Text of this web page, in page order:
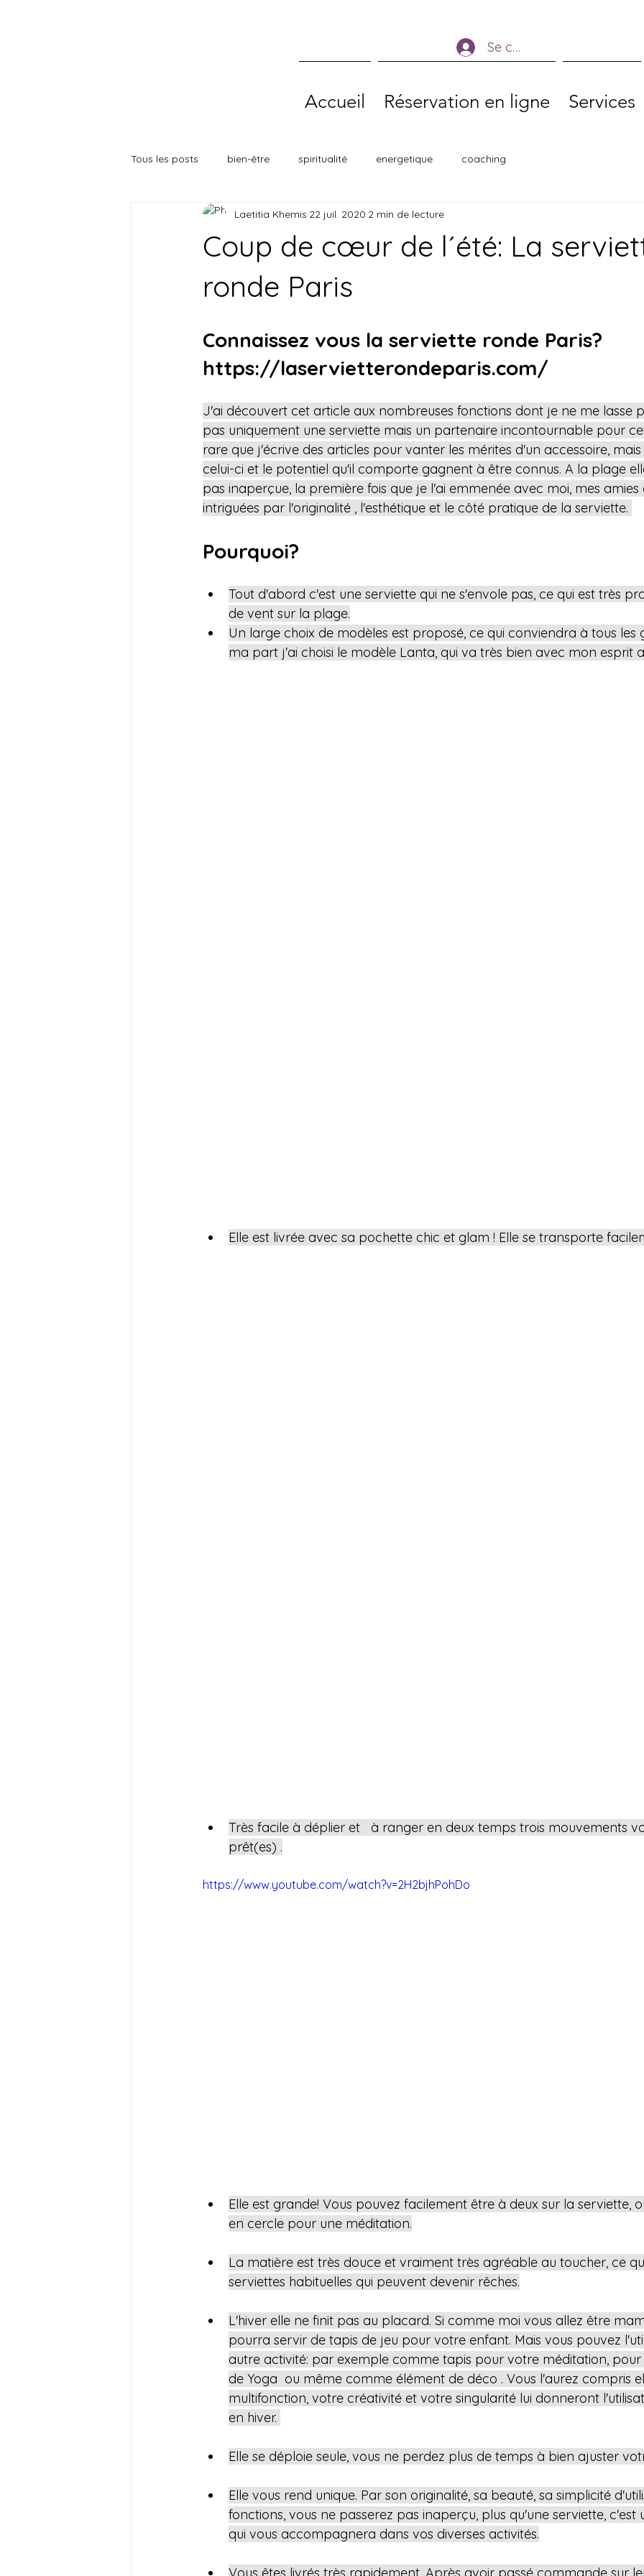
Accueil Réservation en ligne Services
Se connecter
Tous les posts bien-être spiritualité energetique coaching
Coup de cœur de l´été: La
ronde Paris
Laetitia Khemis 22 juil. 2020 2 min de lecture
Connaissez vous la serviette ronde Paris?
https://laservietterondeparis.com/
J'ai découvert cet article aux nombreuses fonctions dont je ne me lasse
pas uniquement une serviette mais un partenaire incontournable pour
rare que j'écrive des articles pour vanter les mérites d'un accessoire,
celui-ci et le potentiel qu'il comporte gagnent à être connus. A la plage
pas inaperçue, la première fois que je l'ai emmenée avec moi, mes
intriguées par l'originalité , l'esthétique et le côté pratique de la serviette.
Pourquoi?
Tout d'abord c'est une serviette qui ne s'envole pas, ce qui est très
de vent sur la plage.
Un large choix de modèles est proposé, ce qui conviendra à tous les
ma part j'ai choisi le modèle Lanta, qui va très bien avec mon esprit
Elle est livrée avec sa pochette chic et glam ! Elle se transporte
Très facile à déplier et   à ranger en deux temps trois mouvements
prêt(es) .
https://www.youtube.com/watch?v=2H2bjhPohDo
Elle est grande! Vous pouvez facilement être à deux sur la serviette,
en cercle pour une méditation.
La matière est très douce et vraiment très agréable au toucher, ce
serviettes habituelles qui peuvent devenir rêches.
L'hiver elle ne finit pas au placard. Si comme moi vous allez être
pourra servir de tapis de jeu pour votre enfant. Mais vous pouvez
autre activité: par exemple comme tapis pour votre méditation,
de Yoga  ou même comme élément de déco . Vous l'aurez compris
multifonction, votre créativité et votre singularité lui donneront
en hiver.
Elle se déploie seule, vous ne perdez plus de temps à bien ajuster
Elle vous rend unique. Par son originalité, sa beauté, sa simplicité
fonctions, vous ne passerez pas inaperçu, plus qu'une serviette, c'est
qui vous accompagnera dans vos diverses activités.